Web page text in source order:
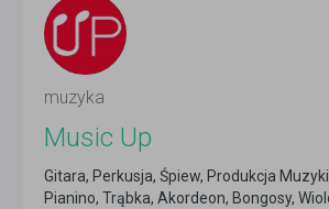
muzyka
Music Up
Gitara, Perkusja, Śpiew, Produkcja
Pianino, Trąbka, Akordeon, Bongosy,